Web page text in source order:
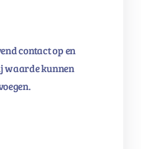
contact op en
waarde kunnen